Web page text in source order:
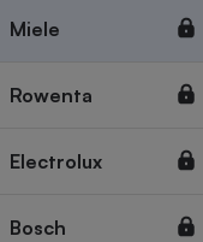
Miele
Rowenta
Electrolux
Bosch